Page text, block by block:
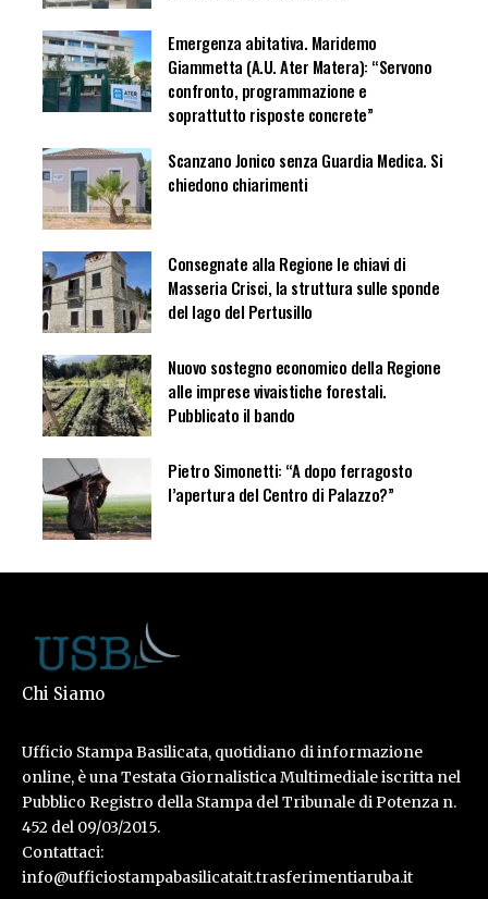
Emergenza abitativa. Maridemo
Giammetta (A.U. Ater Matera): “Servono
confronto, programmazione e
soprattutto risposte concrete”
Scanzano Jonico senza Guardia Medica. Si
chiedono chiarimenti
Consegnate alla Regione le chiavi di
Masseria Crisci, la struttura sulle sponde
del lago del Pertusillo
Nuovo sostegno economico della Regione
alle imprese vivaistiche forestali.
Pubblicato il bando
Pietro Simonetti: “A dopo ferragosto
l’apertura del Centro di Palazzo?”
Chi Siamo
Ufficio Stampa Basilicata, quotidiano di informazione
online, è una Testata Giornalistica Multimediale iscritta nel
Pubblico Registro della Stampa del Tribunale di Potenza n.
452 del 09/03/2015.
Contattaci:
info@ufficiostampabasilicatait.trasferimentiaruba.it